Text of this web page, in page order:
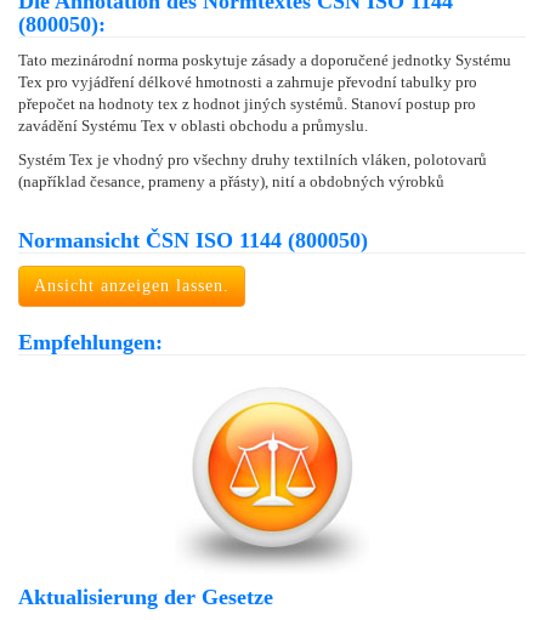
(800050):
Tato mezinárodní norma poskytuje zásady a doporučené jednotky Systému
Tex pro vyjádření délkové hmotnosti a zahrnuje převodní tabulky pro
přepočet na hodnoty tex z hodnot jiných systémů. Stanoví postup pro
zavádění Systému Tex v oblasti obchodu a průmyslu.
Systém Tex je vhodný pro všechny druhy textilních vláken, polotovarů
(například česance, prameny a přásty), nití a obdobných výrobků
Normansicht ČSN ISO 1144 (800050)
Ansicht anzeigen lassen.
Empfehlungen:
Aktualisierung der Gesetze